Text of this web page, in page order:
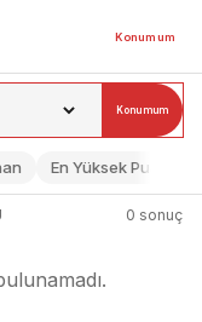
Konumum
Konumum
En Yüksek Puan
0 sonuç